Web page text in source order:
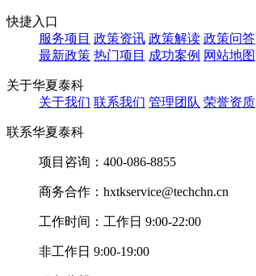
快捷入口
服务项目 政策资讯 政策解读 政策问答
最新政策 热门项目 成功案例 网站地图
关于华夏泰科
关于我们 联系我们 管理团队 荣誉资质
联系华夏泰科
项目咨询： 400-086-8855
商务合作： hxtkservice@techchn.cn
工作时间： 工作日 9:00-22:00
非工作日 9:00-19:00